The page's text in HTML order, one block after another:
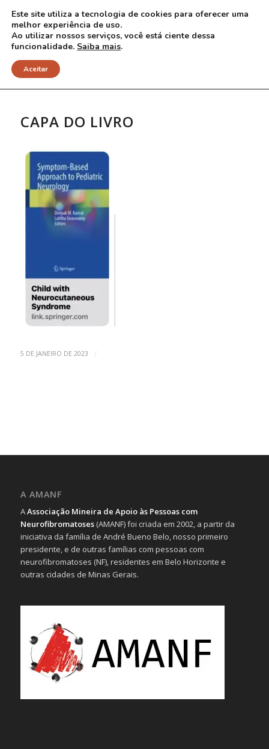
NOTÍCIAS
CAPA DO LIVRO
5 DE JANEIRO DE 2023 /
A AMANF
AAssociação Mineira de Apoio às Pessoas com
Neurofibromatoses(AMANF) foi criada em 2002, a partir da
iniciativa da família de André Bueno Belo, nosso primeiro
presidente, e de outras famílias com pessoas com
neurofibromatoses (NF), residentes em Belo Horizonte e
outras cidades de Minas Gerais.
Este site utiliza a tecnologia de cookies para oferecer uma
melhor experiência de uso.
Ao utilizar nossos serviços, você está ciente dessa
funcionalidade. Saiba mais.
Aceitar